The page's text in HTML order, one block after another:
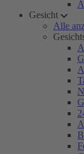
Gesicht
Alle